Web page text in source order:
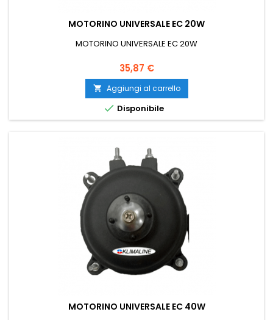
MOTORINO UNIVERSALE EC 20W
MOTORINO UNIVERSALE EC 20W
Prezzo
35,87 €
 Aggiungi al carrello
 Disponibile
MOTORINO UNIVERSALE EC 40W